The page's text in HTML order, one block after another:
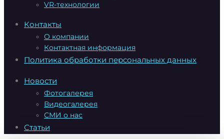
VR-технологии
Контакты
О компании
Контактная информация
Политика обработки персональных данных
Новости
Фотогалерея
Видеогалерея
СМИ о нас
Статьи